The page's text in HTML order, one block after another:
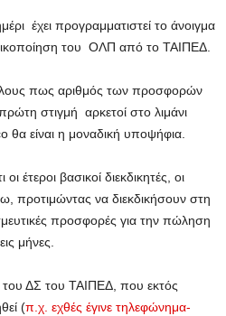
έχει προγραμματιστεί το άνοιγμα
του ΟΛΠ από το ΤΑΙΠΕΔ.
πως αριθμός των προσφορών
στιγμή αρκετοί στο λιμάνι
θα είναι η μοναδική υποψήφια.
έτεροι βασικοί διεκδικητές, οι
προτιμώντας να διεκδικήσουν στη
προσφορές για την πώληση
μήνες.
του ΔΣ του ΤΑΙΠΕΔ, που εκτός
(π.χ. εχθές έγινε τηλεφώνημα-